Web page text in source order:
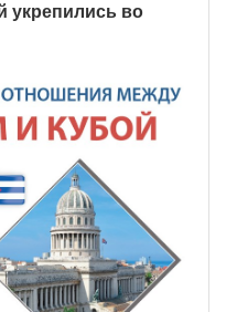
укрепились во